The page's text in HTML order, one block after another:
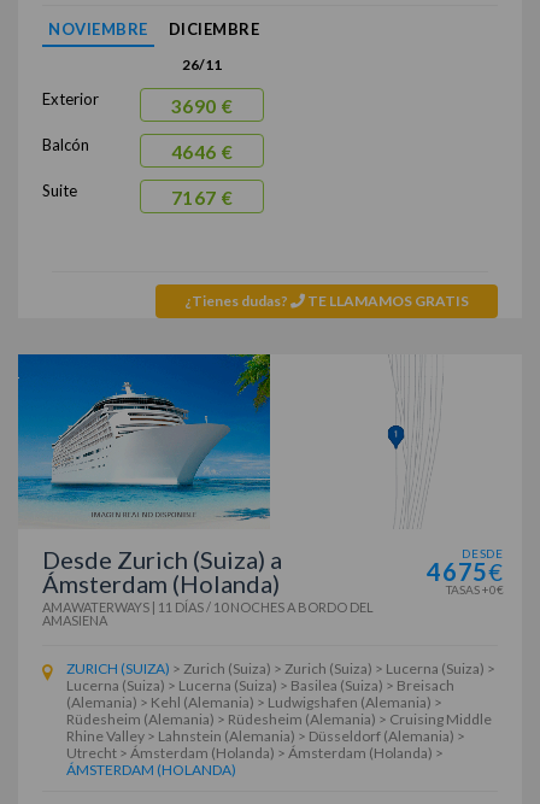
NOVIEMBRE DICIEMBRE
Exterior
Balcón
Suite
26/11
3690 €
4646 €
7167 €
¿Tienes dudas? TE LLAMAMOS GRATIS
Desde Zurich (Suiza) a
Ámsterdam (Holanda)
AMAWATERWAYS 11 DÍAS / 10 NOCHESA BORDO DEL
AMASIENA
DESDE
4675€
TASAS +0€
ZURICH (SUIZA) > Zurich (Suiza) > Zurich (Suiza) > Lucerna (Suiza) >
Lucerna (Suiza) > Lucerna (Suiza) > Basilea (Suiza) > Breisach
(Alemania) > Kehl (Alemania) > Ludwigshafen (Alemania) >
Rüdesheim (Alemania) > Rüdesheim (Alemania) > Cruising Middle
Rhine Valley > Lahnstein (Alemania) > Düsseldorf (Alemania) >
Utrecht > Ámsterdam (Holanda) > Ámsterdam (Holanda) >
ÁMSTERDAM (HOLANDA)